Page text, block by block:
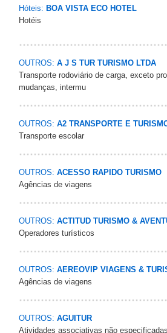
Hóteis: BOA VISTA ECO HOTEL
Hotéis
OUTROS: A J S TUR TURISMO LTDA
Transporte rodoviário de carga, exceto
mudanças, intermu
OUTROS: A2 TRANSPORTE E
Transporte escolar
OUTROS: ACESSO RAPIDO TURISMO
Agências de viagens
OUTROS: ACTITUD TURISMO &
Operadores turísticos
OUTROS: AEREOVIP VIAGENS &
Agências de viagens
OUTROS: AGUITUR
Atividades associativas não